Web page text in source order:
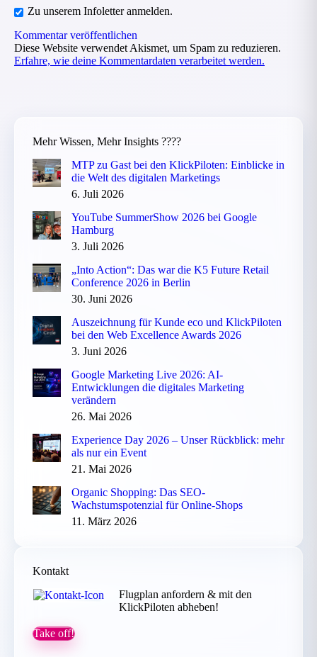
Zu unserem Infoletter anmelden.
Kommentar veröffentlichen
Diese Website verwendet Akismet, um Spam zu reduzieren.
Erfahre, wie deine Kommentardaten verarbeitet werden.
Mehr Wissen, Mehr Insights ????
MTP zu Gast bei den KlickPiloten: Einblicke in
die Welt des digitalen Marketings
6. Juli 2026
YouTube SummerShow 2026 bei Google
Hamburg
3. Juli 2026
„Into Action“: Das war die K5 Future Retail
Conference 2026 in Berlin
30. Juni 2026
Auszeichnung für Kunde eco und KlickPiloten
bei den Web Excellence Awards 2026
3. Juni 2026
Google Marketing Live 2026: AI-
Entwicklungen die digitales Marketing
verändern
26. Mai 2026
Experience Day 2026 – Unser Rückblick: mehr
als nur ein Event
21. Mai 2026
Organic Shopping: Das SEO-
Wachstumspotenzial für Online-Shops
11. März 2026
Kontakt
Flugplan anfordern & mit den
KlickPiloten abheben!
Take off!